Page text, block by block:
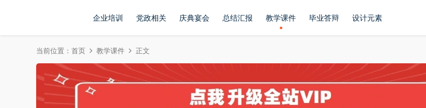
企业培训 党政相关 庆典宴会 总结汇报 教学课件 毕业答辩 设计元素
当前位置： 首页 教学课件 正文